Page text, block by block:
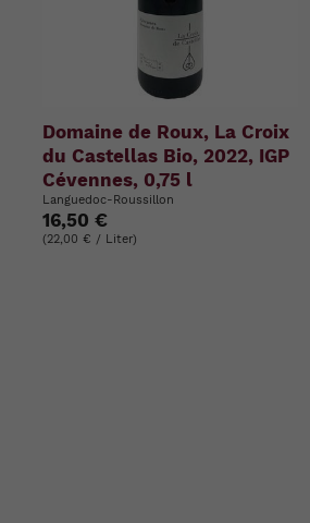
Domaine de Roux, La Croix
du Castellas Bio, 2022, IGP
Cévennes, 0,75 l
Languedoc-Roussillon
16,50 €
(22,00 € / Liter)